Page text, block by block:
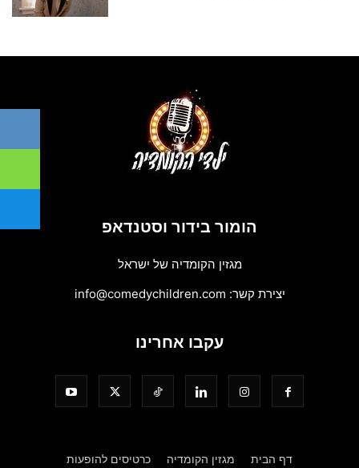
הומור בידור וסטנדאפ
מגזין הקומדיה של ישראל
יצירת קשר: info@comedychildren.com
עקבו אחרינו
דף הבית מגזין הקומדיה כרטיסים להופעות